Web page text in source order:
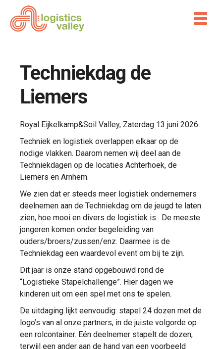
Techniekdag de
Liemers
Royal Eijkelkamp&Soil Valley, Zaterdag 13 juni 2026
Techniek en logistiek overlappen elkaar op de
nodige vlakken. Daarom nemen wij deel aan de
Techniekdagen op de locaties Achterhoek, de
Liemers en Arnhem.
We zien dat er steeds meer logistiek ondernemers
deelnemen aan de Techniekdag om de jeugd te laten
zien, hoe mooi en divers de logistiek is. De meeste
jongeren komen onder begeleiding van
ouders/broers/zussen/enz. Daarmee is de
Techniekdag een waardevol event om bij te zijn.
Dit jaar is onze stand opgebouwd rond de
“Logistieke Stapelchallenge”. Hier dagen we
kinderen uit om een spel met ons te spelen.
De uitdaging lijkt eenvoudig: stapel 24 dozen met de
logo’s van al onze partners, in de juiste volgorde op
een rolcontainer. Eén deelnemer stapelt de dozen,
terwijl een ander aan de hand van een voorbeeld